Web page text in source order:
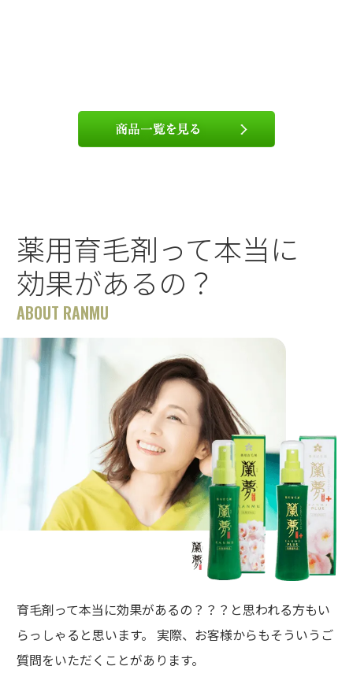
薬用育毛剤って本当に
効果があるの？
ABOUT RANMU
育毛剤って本当に効果があるの？？？と思われる方もい
らっしゃると思います。 実際、お客様からもそういうご
質問をいただくことがあります。